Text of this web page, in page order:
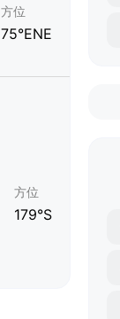
方位
75°ENE
方位
179°S